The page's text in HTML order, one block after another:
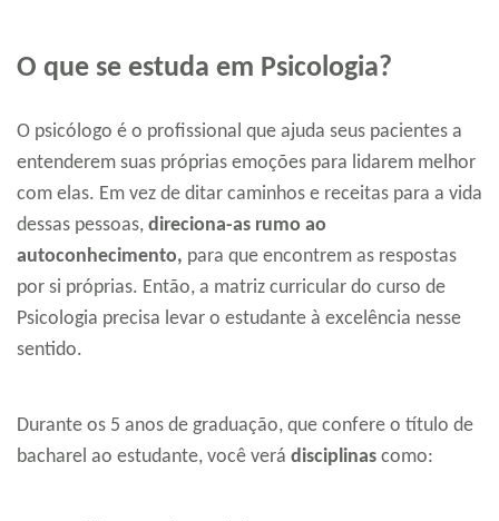
O que se estuda em Psicologia?
O psicólogo é o profissional que ajuda seus pacientes a
entenderem suas próprias emoções para lidarem melhor
com elas. Em vez de ditar caminhos e receitas para a vida
dessas pessoas, direciona-as rumo ao
autoconhecimento, para que encontrem as respostas
por si próprias. Então, a matriz curricular do curso de
Psicologia precisa levar o estudante à excelência nesse
sentido.
Durante os 5 anos de graduação, que confere o título de
bacharel ao estudante, você verá disciplinas como: